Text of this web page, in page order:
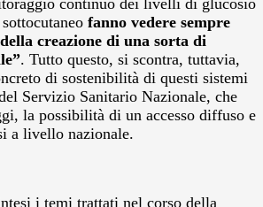
fanno vedere sempre
creazione di una sorta di
. Tutto questo, si scontra, tuttavia,
di sostenibilità di questi sistemi
Servizio Sanitario Nazionale, che
la possibilità di un accesso diffuso e
a livello nazionale.
i temi trattati nel corso della